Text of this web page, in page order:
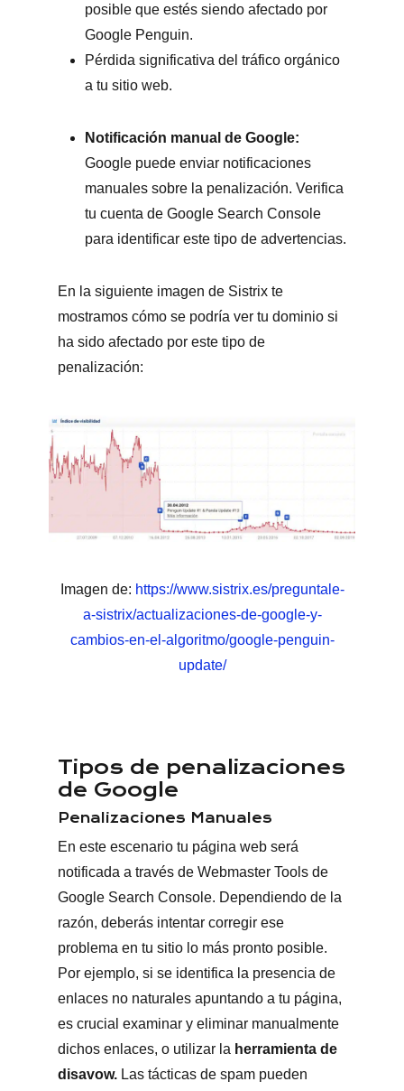
posible que estés siendo afectado por
Google Penguin.
Pérdida significativa del tráfico orgánico
a tu sitio web.
Notificación manual de Google:
Google puede enviar notificaciones
manuales sobre la penalización. Verifica
tu cuenta de Google Search Console
para identificar este tipo de advertencias.
En la siguiente imagen de Sistrix te
mostramos cómo se podría ver tu dominio si
ha sido afectado por este tipo de
penalización:
Imagen de: https://www.sistrix.es/preguntale-
a-sistrix/actualizaciones-de-google-y-
cambios-en-el-algoritmo/google-penguin-
update/
Tipos de penalizaciones
de Google
Penalizaciones Manuales
En este escenario tu página web será
notificada a través de Webmaster Tools de
Google Search Console. Dependiendo de la
razón, deberás intentar corregir ese
problema en tu sitio lo más pronto posible.
Por ejemplo, si se identifica la presencia de
enlaces no naturales apuntando a tu página,
es crucial examinar y eliminar manualmente
dichos enlaces, o utilizar la herramienta de
disavow. Las tácticas de spam pueden